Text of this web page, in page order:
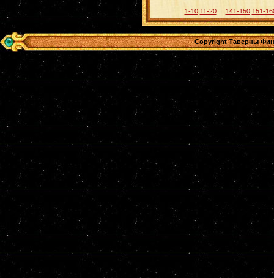
1-10 11-20 141-150 151-
Copyright Таверны